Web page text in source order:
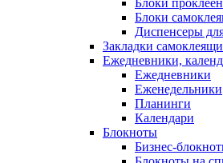
Блоки
Блоки
Диспенсеры
Закладки
Ежедневники,
Ежедневники
Еженедельники
Планинги
Календари
Блокноты
Бизнес-